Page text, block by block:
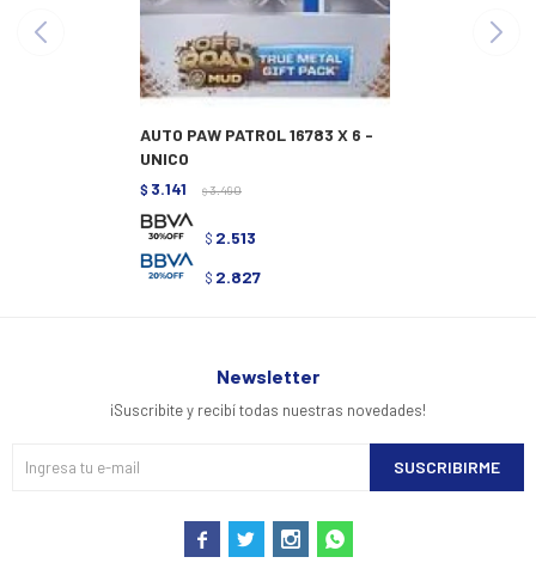
AUTO PAW PATROL 16783 X 6 -
UNICO
$ 3.141 $ 3.490
$ 2.513
$ 2.827
Newsletter
¡Suscribite y recibí todas nuestras novedades!
SUSCRIBIRME
   